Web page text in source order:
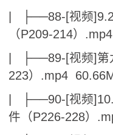
| ├──88-[视频
（P209-214）
| ├──89-[视频]第
223）.mp4
| ├──90-[视频
件（P226-228）